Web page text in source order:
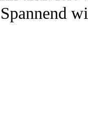
Spannend